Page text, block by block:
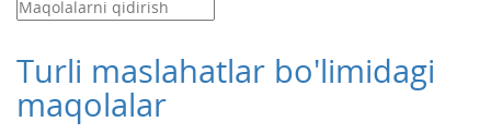
Turli maslahatlar bo'limidagi
maqolalar